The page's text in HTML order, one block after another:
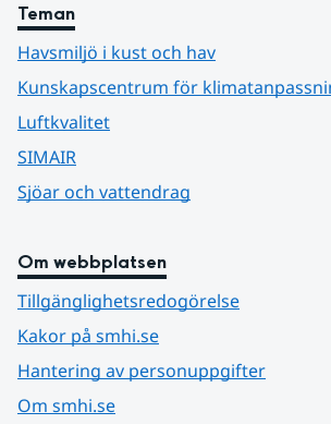
Teman
Havsmiljö i kust och hav
Kunskapscentrum för
Luftkvalitet
SIMAIR
Sjöar och vattendrag
Om webbplatsen
Tillgänglighetsredogörelse
Kakor på smhi.se
Hantering av personuppgifter
Om smhi.se